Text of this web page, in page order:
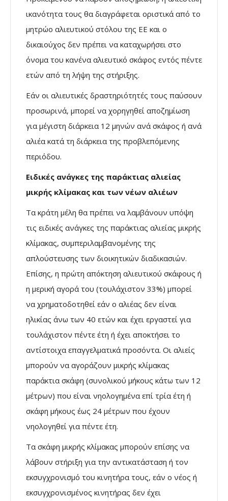
ικανότητα τους θα διαγράφεται οριστικά από το
μητρώο αλιευτικού στόλου της ΕΕ και ο
δικαιούχος δεν πρέπει να καταχωρήσει στο
όνομα του κανένα αλιευτικό σκάφος εντός πέντε
ετών από τη λήψη της στήριξης.
Εάν οι αλιευτικές δραστηριότητές τους παύσουν
προσωρινά, μπορεί να χορηγηθεί αποζημίωση
για μέγιστη διάρκεια 12 μηνών ανά σκάφος ή ανά
αλιέα κατά τη διάρκεια της προβλεπόμενης
περιόδου.
Ειδικές ανάγκες της παράκτιας αλιείας
μικρής κλίμακας και των νέων αλιέων
Τα κράτη μέλη θα πρέπει να λαμβάνουν υπόψη
τις ειδικές ανάγκες της παράκτιας αλιείας μικρής
κλίμακας, συμπεριλαμβανομένης της
απλούστευσης των διοικητικών διαδικασιών.
Επίσης, η πρώτη απόκτηση αλιευτικού σκάφους ή
η μερική αγορά του (τουλάχιστον 33%) μπορεί
να χρηματοδοτηθεί εάν ο αλιέας δεν είναι
ηλικίας άνω των 40 ετών και έχει εργαστεί για
τουλάχιστον πέντε έτη ή έχει αποκτήσει το
αντίστοιχα επαγγελματικά προσόντα. Οι αλιείς
μπορούν να αγοράζουν μικρής κλίμακας
παράκτια σκάφη (συνολικού μήκους κάτω των 12
μέτρων) που είναι νηολογημένα επί τρία έτη ή
σκάφη μήκους έως 24 μέτρων που έχουν
νηολογηθεί για πέντε έτη.
Τα σκάφη μικρής κλίμακας μπορούν επίσης να
λάβουν στήριξη για την αντικατάσταση ή τον
εκσυγχρονισμό του κινητήρα τους, εάν ο νέος ή
εκσυγχρονισμένος κινητήρας δεν έχει